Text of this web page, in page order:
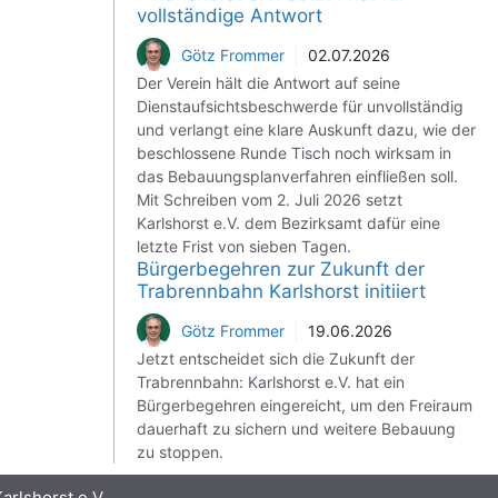
vollständige Antwort
Götz Frommer
02.07.2026
Der Verein hält die Antwort auf seine
Dienstaufsichtsbeschwerde für unvollständig
und verlangt eine klare Auskunft dazu, wie der
beschlossene Runde Tisch noch wirksam in
das Bebauungsplanverfahren einfließen soll.
Mit Schreiben vom 2. Juli 2026 setzt
Karlshorst e.V. dem Bezirksamt dafür eine
letzte Frist von sieben Tagen.
Bürgerbegehren zur Zukunft der
Trabrennbahn Karlshorst initiiert
Götz Frommer
19.06.2026
Jetzt entscheidet sich die Zukunft der
Trabrennbahn: Karlshorst e.V. hat ein
Bürgerbegehren eingereicht, um den Freiraum
dauerhaft zu sichern und weitere Bebauung
zu stoppen.